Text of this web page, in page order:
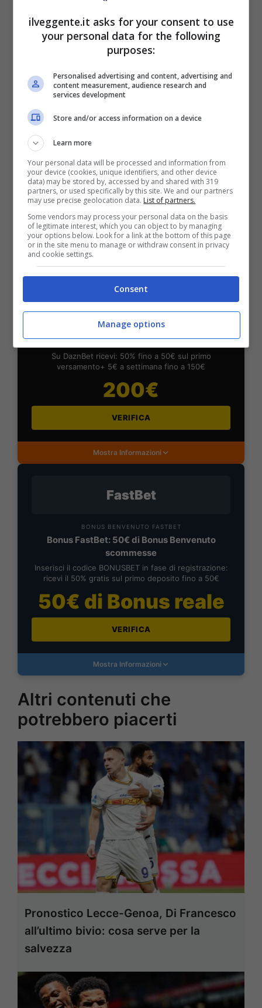
PlanetWin365
BONUS PLANETWIN365: FINO A 2050€
Iscrivendoti a PlanetWin365 ricevi: 100% fino a 2000€
in Bonus Scommesse + 100% fino a 50€ in Bonus
Sport
2050€
VERIFICA
Mostra Informazioni
DAZNBet
BONUS DAZNBET: 200€ REAL BONUS
Benvenuto Sport 50% fino a 50€ + 150€
Su DaznBet ricevi: 50% fino a 50€ sul primo
versamento+ 5€ a settimana fino a 150€
200€
VERIFICA
Mostra Informazioni
FastBet
BONUS BENVENUTO FASTBET
Bonus FastBet: 50€ di Bonus Benvenuto
scommesse
Inserisci il codice BONUSBET in fase di registrazione:
ricevi il 50% gratis sul primo deposito fino a 50€
50€ di Bonus reale
VERIFICA
Mostra Informazioni
Altri contenuti che
potrebbero piacerti
Pronostico Lecce-Genoa, Di Francesco
all’ultimo bivio: cosa serve per la
salvezza
ilveggente.it asks for your consent to use
your personal data for the following
purposes:
Personalised advertising and content, advertising and
content measurement, audience research and
services development
Store and/or access information on a device
Learn more
Your personal data will be processed and information from
your device (cookies, unique identifiers, and other device
data) may be stored by, accessed by and shared with 319
partners, or used specifically by this site. We and our partners
may use precise geolocation data. List of partners.
Some vendors may process your personal data on the basis
of legitimate interest, which you can object to by managing
your options below. Look for a link at the bottom of this page
or in the site menu to manage or withdraw consent in privacy
and cookie settings.
Consent
Manage options